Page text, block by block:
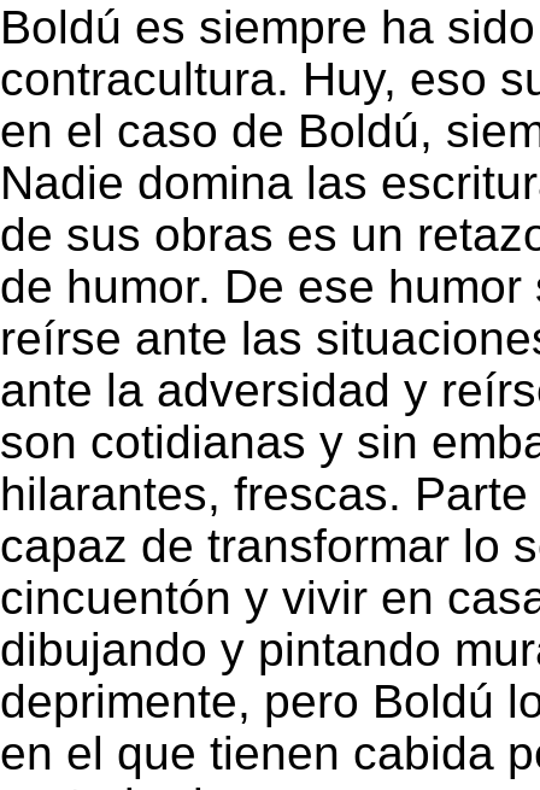
Boldú es siempre ha
contracultura. Huy, eso
en el caso de Boldú,
Nadie domina las
de sus obras es un
de humor. De ese
reírse ante las
ante la adversidad y
son cotidianas y sin
hilarantes, frescas.
capaz de transformar lo
cincuentón y vivir en
dibujando y pintando
deprimente, pero Boldú
en el que tienen cabida